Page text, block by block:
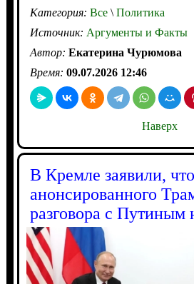
Категория: Все\Политика
Источник: Аргументы и Факты
Автор: Екатерина Чурюмова
Время: 09.07.2026 12:46
Наверх
В Кремле заявили, что
анонсированного
разговора с Путиным